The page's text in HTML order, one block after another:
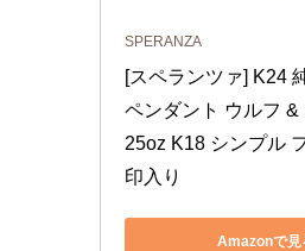
SPERANZA
[スペランツァ] K24
ペンダント ウルフ &
25oz K18 シンプル
印入り
Amazonで見